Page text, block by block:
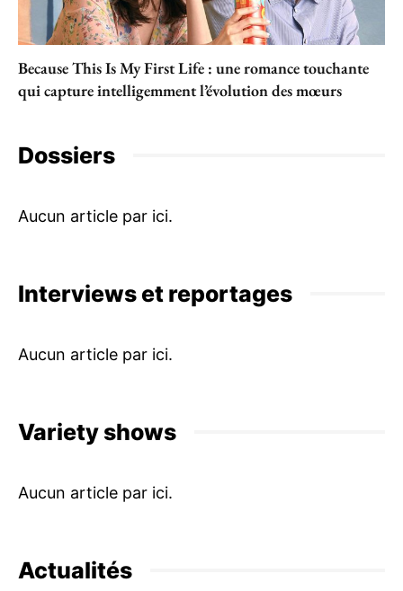
Because This Is My First Life : une romance touchante
qui capture intelligemment l’évolution des mœurs
Dossiers
Interviews et reportages
Variety shows
Actualités